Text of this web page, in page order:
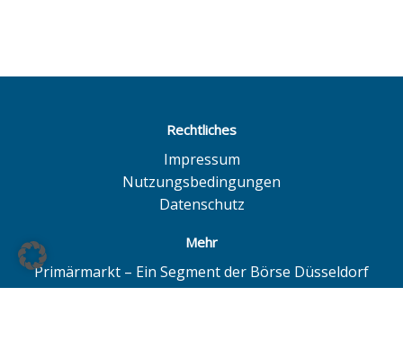
Rechtliches
Impressum
Nutzungsbedingungen
Datenschutz
Mehr
Primärmarkt – Ein Segment der Börse Düsseldorf
Quotrix – Ein System der Börse Düsseldorf